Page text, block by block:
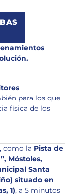
para los que
física de los
como la Pista de
Móstoles,
Santa
situado en
1), a 5 minutos